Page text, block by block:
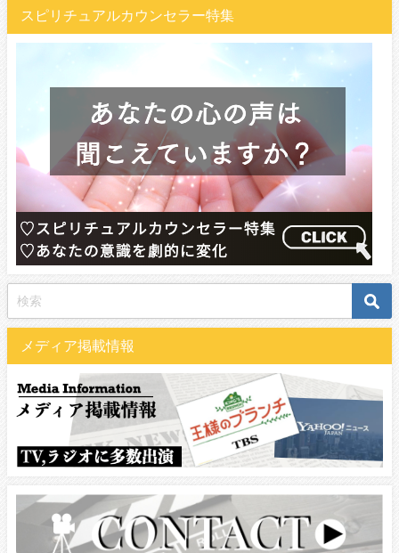
スピリチュアルカウンセラー特集
メディア掲載情報